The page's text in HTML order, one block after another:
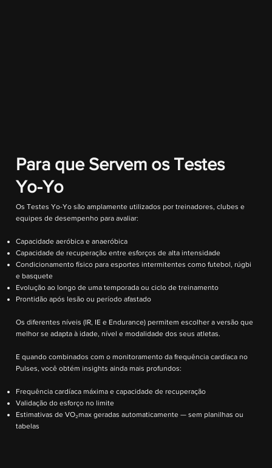
Para que Servem os Testes
Yo-Yo
Os Testes Yo-Yo são amplamente utilizados por treinadores, clubes e
equipes de desempenho para avaliar:
Capacidade aeróbica e anaeróbica
Capacidade de recuperação entre esforços de alta intensidade
Condicionamento físico para esportes intermitentes como futebol, rúgbi
e basquete
Evolução ao longo de uma temporada ou ciclo de treinamento
Prontidão após lesão ou período afastado
Os diferentes níveis (IR, IE e Endurance) permitem escolher a versão que
melhor se adapta à idade, nível e modalidade dos seus atletas.
E quando combinados com o monitoramento da frequência cardíaca no
Pulses, você obtém insights ainda mais profundos:
Frequência cardíaca máxima e capacidade de recuperação
Validação do esforço no limite
Estimativas de VO₂max geradas automaticamente — sem planilhas ou
tabelas